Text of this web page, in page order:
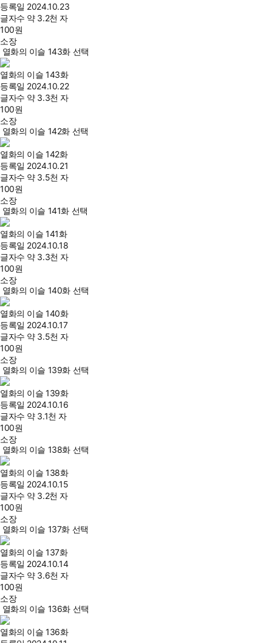
등록일 2024.10.23
글자수 약 3.2천 자
100원
소장
열화의 이슬 143화 선택
열화의 이슬 143화
등록일 2024.10.22
글자수 약 3.3천 자
100원
소장
열화의 이슬 142화 선택
열화의 이슬 142화
등록일 2024.10.21
글자수 약 3.5천 자
100원
소장
열화의 이슬 141화 선택
열화의 이슬 141화
등록일 2024.10.18
글자수 약 3.3천 자
100원
소장
열화의 이슬 140화 선택
열화의 이슬 140화
등록일 2024.10.17
글자수 약 3.5천 자
100원
소장
열화의 이슬 139화 선택
열화의 이슬 139화
등록일 2024.10.16
글자수 약 3.1천 자
100원
소장
열화의 이슬 138화 선택
열화의 이슬 138화
등록일 2024.10.15
글자수 약 3.2천 자
100원
소장
열화의 이슬 137화 선택
열화의 이슬 137화
등록일 2024.10.14
글자수 약 3.6천 자
100원
소장
열화의 이슬 136화 선택
열화의 이슬 136화